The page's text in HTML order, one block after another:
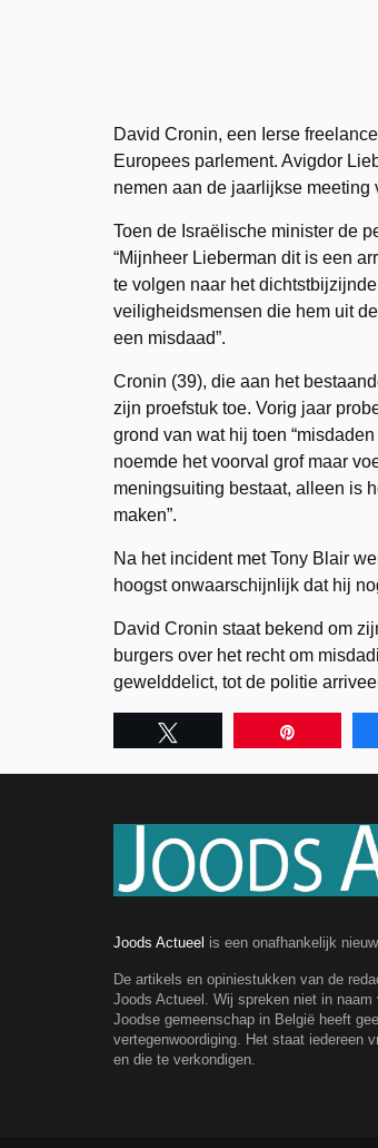
David Cronin, een Ierse
Europees parlement. Avigdor
nemen aan de jaarlijkse meeting
Toen de Israëlische minister de
“Mijnheer Lieberman dit is een
te volgen naar het
veiligheidsmensen die hem uit
een misdaad”.
Cronin (39), die aan het
zijn proefstuk toe. Vorig jaar
grond van wat hij toen
noemde het voorval grof maar
meningsuiting bestaat, alleen is
maken”.
Na het incident met Tony Blair
hoogst onwaarschijnlijk dat hij
David Cronin staat bekend om
burgers over het recht om
gewelddelict, tot de politie
Joods Actueel is een onafhankelijk
De artikels en opiniestukken van de
Joods Actueel. Wij spreken niet in
Joodse gemeenschap in België heeft
vertegenwoordiging. Het staat iedereen
en die te verkondigen.